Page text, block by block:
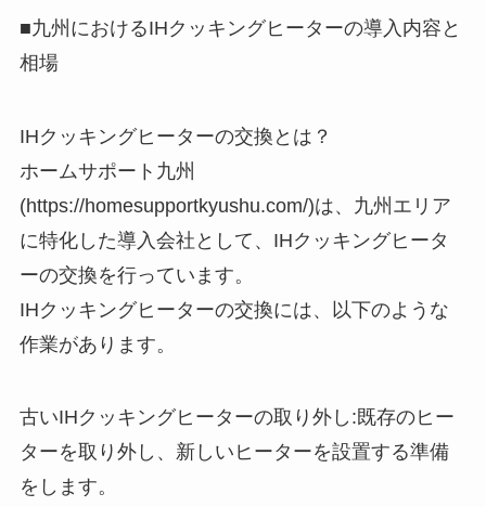
■九州におけるIHクッキングヒーターの導入内容と
相場
IHクッキングヒーターの交換とは？
ホームサポート九州
(https://homesupportkyushu.com/)は、九州エリア
に特化した導入会社として、IHクッキングヒータ
ーの交換を行っています。
IHクッキングヒーターの交換には、以下のような
作業があります。
古いIHクッキングヒーターの取り外し:既存のヒー
ターを取り外し、新しいヒーターを設置する準備
をします。